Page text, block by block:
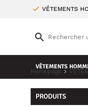
VÊTEMENTS
VÊTEMENTS
Homepage
PRODUITS